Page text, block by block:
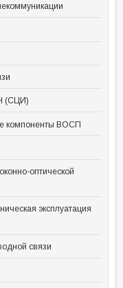
(СЦИ)
компоненты ВОСП
оптической
эксплуатация
связи